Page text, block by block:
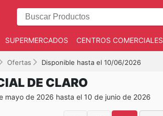
SUPERMERCADOS CENTROS COMERCIALES
Ofertas Disponible hasta el 10/06/2026
DE CLARO
mayo de 2026 hasta el 10 de junio de 2026